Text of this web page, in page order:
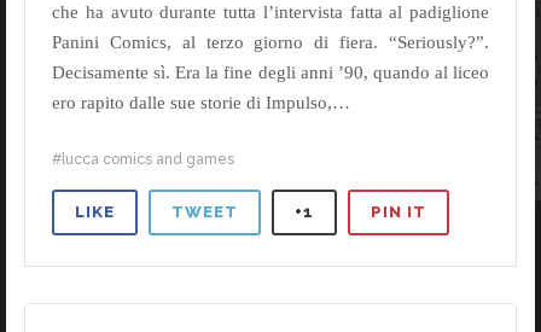
che ha avuto durante tutta l’intervista fatta al padiglione
Panini Comics, al terzo giorno di fiera. “Seriously?”.
Decisamente sì. Era la fine degli anni ’90, quando al liceo
ero rapito dalle sue storie di Impulso,…
lucca comics and games
LIKE TWEET +1 PIN IT